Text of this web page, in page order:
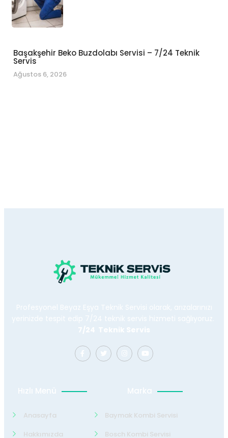
Başakşehir Beko Buzdolabı Servisi – 7/24 Teknik
Servis
Ağustos 6, 2026
Profesyonel Beyaz Eşya Teknik Servisi olarak, arızalarınızı
yerinizde tespit edip 7/24 teknik servis hizmeti sağlıyoruz.
7/24 Teknik Servis
Hızlı Menü
Anasayfa
Hakkımızda
Marka
Baymak Kombi Servisi
Bosch Kombi Servisi